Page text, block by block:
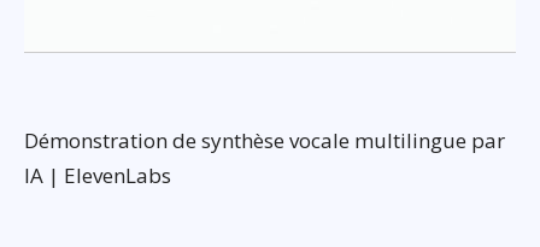
Démonstration de synthèse vocale multilingue par
IA | ElevenLabs